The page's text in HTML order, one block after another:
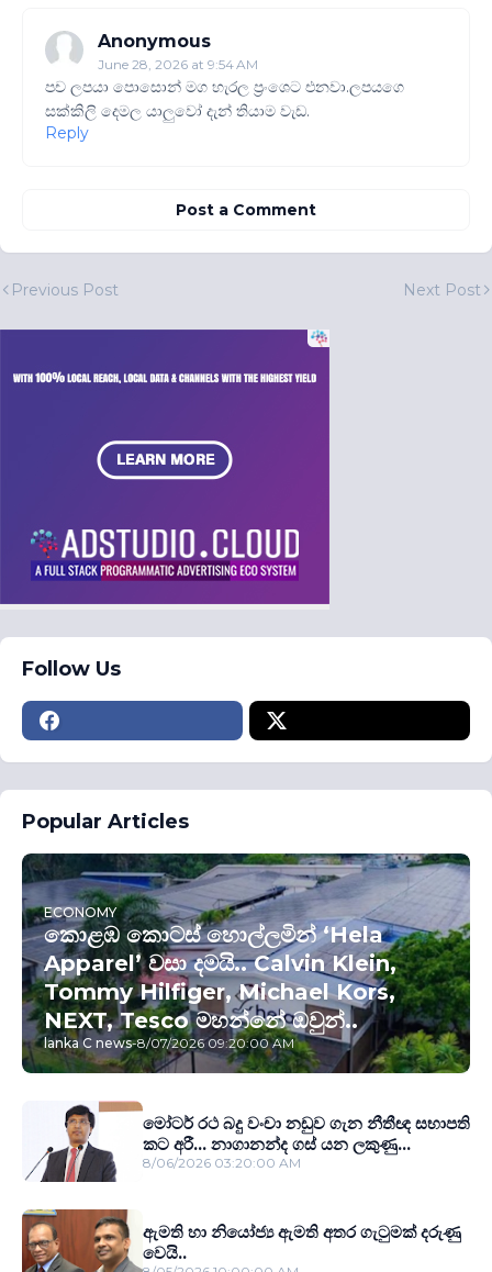
Anonymous
June 28, 2026 at 9:54 AM
පච ලපයා පොසොන් මග හැරල ප්‍රංශෙට එනවා.ලපයගෙ
සක්කිලි දෙමල යාලුවෝ දැන් තියාම වැඩ.
Reply
Post a Comment
Previous Post Next Post
Follow Us
Popular Articles
ECONOMY
කොළඹ කොටස් හොල්ලමින් ‘Hela
Apparel’ වසා දමයි.. Calvin Klein,
Tommy Hilfiger, Michael Kors,
NEXT, Tesco මහන්නේ ඔවුන්..
lanka C news-8/07/2026 09:20:00 AM
මෝටර් රථ බදු වංචා නඩුව ගැන නීතීඥ සභාපති
කට අරී... නාගානන්ද ගස් යන ලකුණු...
8/06/2026 03:20:00 AM
ඇමති හා නියෝජ්‍ය ඇමති අතර ගැටුමක් දරුණු
වෙයි..